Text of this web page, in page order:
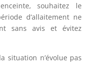
souhaitez le
d’allaitement ne
sans avis et évitez
situation n’évolue pas